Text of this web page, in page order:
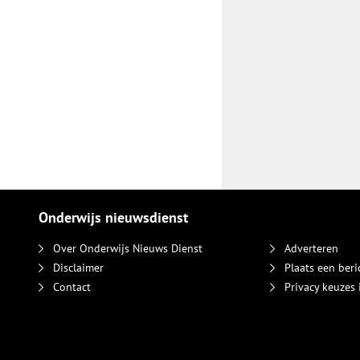
Onderwijs nieuwsdienst
Over Onderwijs Nieuws Dienst
Disclaimer
Contact
Adverteren
Plaats een
Privacy